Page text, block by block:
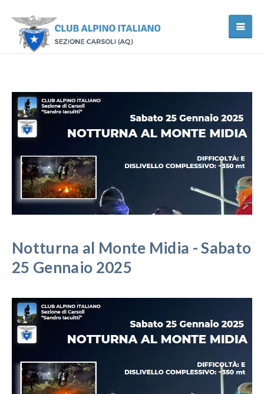
Notturna al Monte Midia - Sabato
25 Gennaio 2025